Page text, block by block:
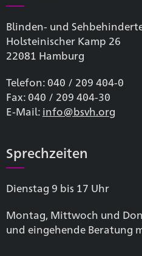
Blinden- und
Holsteinischer Kamp 26
22081 Hamburg
Telefon: 040 / 209 404-0
Fax: 040 / 209 404-30
E-Mail: info@bsvh.org
Sprechzeiten
Dienstag 9 bis 17 Uhr
Montag, Mittwoch und
und eingehende Beratung